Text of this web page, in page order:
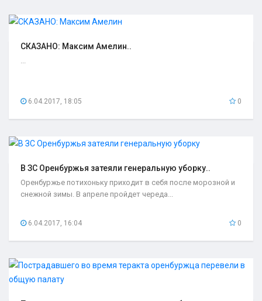
СКАЗАНО: Максим Амелин..
...
6.04.2017, 18:05 0
В ЗС Оренбуржья затеяли генеральную уборку..
Оренбуржье потихоньку приходит в себя после морозной и
снежной зимы. В апреле пройдет череда...
6.04.2017, 16:04 0